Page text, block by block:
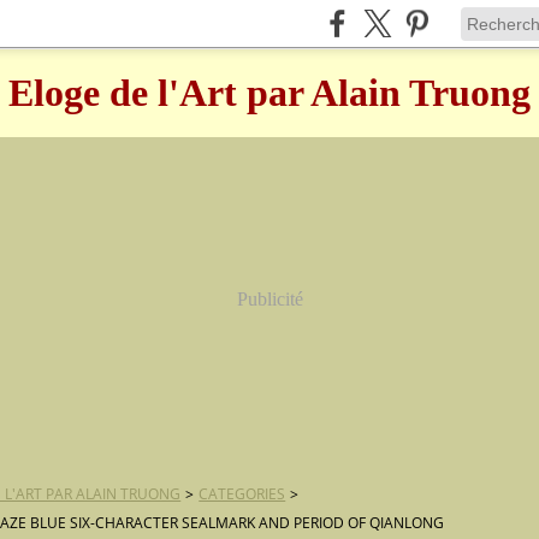
Eloge de l'Art par Alain Truong
Publicité
L'ART PAR ALAIN TRUONG > CATEGORIES >
BLUE SIX-CHARACTER SEALMARK AND PERIOD OF QIANLONG